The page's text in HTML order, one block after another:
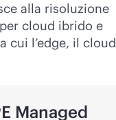
alla risoluzione
cloud ibrido e
cui l’edge, il cloud
Managed